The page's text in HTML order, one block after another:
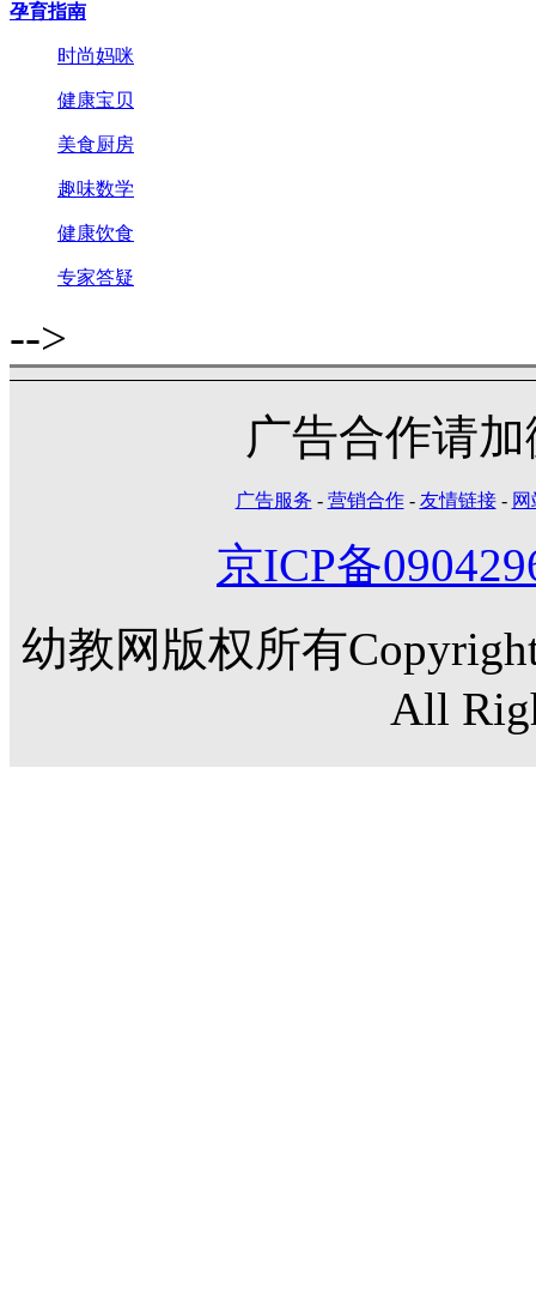
孕育指南
时尚妈咪
健康宝贝
美食厨房
趣味数学
健康饮食
专家答疑
-->
广告合作请加
广告服务 - 营销合作- 友情链接-
京ICP备
幼教网版权所有
All